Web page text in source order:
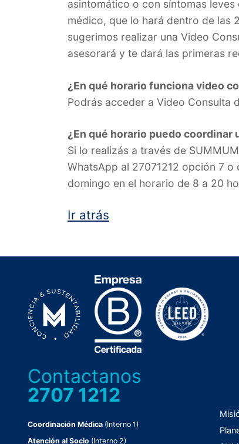
asintomático o con síntomas
médico, que lo hará dentro de las
sugerimos realizar una Video
asesorará y te dará las primeras
¿En qué horario funciona video
Podrás acceder a Video Consulta
¿En qué horario puedo coordinar
Si lo realizás a través de
WhatsApp al 27071212 opción 7 o
domingo en el horario de 8 a 20
Ir atrás
Contactanos
2707 1212
Coordinación Médica (Interno 1)
Atención al Socio (Interno 2)